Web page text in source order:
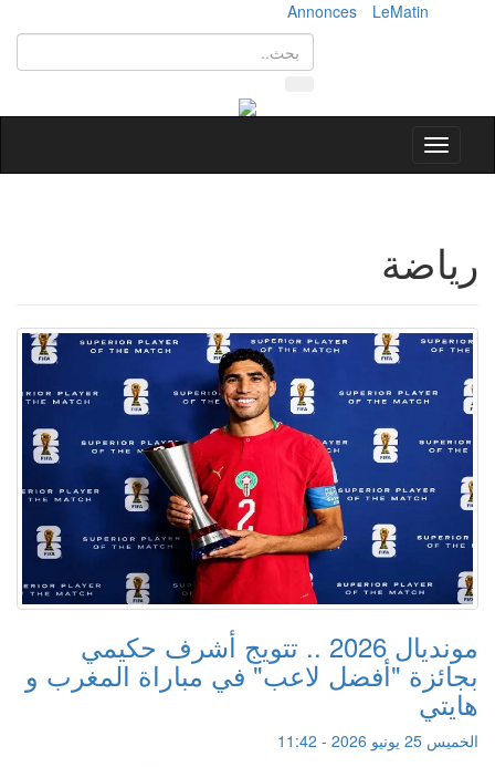
LeMatin
Annonces
Toggle
navigation
رياضة
مونديال 2026 .. تتويج أشرف حكيمي
بجائزة "أفضل لاعب" في مباراة المغرب و
هايتي
الخميس 25 يونيو 2026 - 11:42